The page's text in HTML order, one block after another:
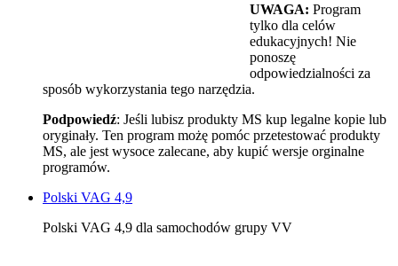
UWAGA: Program
tylko dla celów
edukacyjnych! Nie
ponoszę
odpowiedzialności za
sposób wykorzystania tego narzędzia.
Podpowiedź: Jeśli lubisz produkty MS kup legalne kopie lub
oryginały. Ten program możę pomóc przetestować produkty
MS, ale jest wysoce zalecane, aby kupić wersje orginalne
programów.
Polski VAG 4,9
Polski VAG 4,9 dla samochodów grupy VV